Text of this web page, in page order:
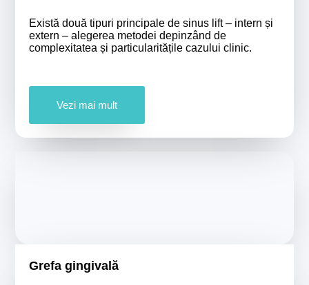
Există două tipuri principale de sinus lift – intern și
extern – alegerea metodei depinzând de
complexitatea și particularitățile cazului clinic.
Vezi mai mult
Grefa gingivală